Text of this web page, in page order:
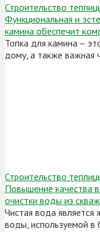
Строительство
Функциональная и
камина обеспечит
Топка для камина –
дому, а также важная
Строительство
Повышение качества
очистки воды из
Чистая вода
воды, используемой в